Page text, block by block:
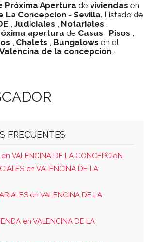
Próxima Apertura de viviendas en
La Concepcion - Sevilla. Listado de
, Judiciales , Notariales ,
apertura de Casas , Pisos ,
, Chalets , Bungalows en el
Valencina de la concepcion -
FRECUENTES
VALENCINA DE LA CONCEPCIóN
en VALENCINA DE LA
en VALENCINA DE LA
en VALENCINA DE LA